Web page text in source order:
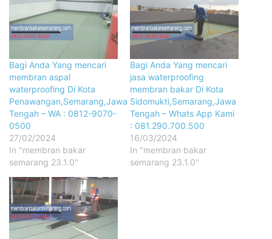
Bagi Anda Yang mencari
membran aspal
waterproofing Di Kota
Penawangan,Semarang,Jawa
Tengah – WA : 0812-9070-
0500
27/02/2024
In "membran bakar
semarang 23.1.0"
Bagi Anda Yang mencari
jasa waterproofing
membran bakar Di Kota
Sidomukti,Semarang,Jawa
Tengah – Whats App Kami
: 081.290.700.500
16/03/2024
In "membran bakar
semarang 23.1.0"